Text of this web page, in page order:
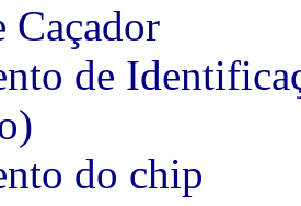
Caçador
de
do chip